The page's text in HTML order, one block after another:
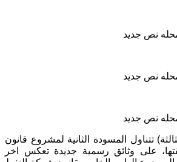
نص جديد
نص جديد
نص جديد
تتناول المسودة الثانية لمشروع قانون
على وثائق رسمية جديدة تعكس اخر